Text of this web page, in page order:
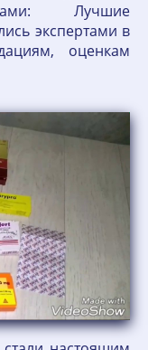
Лучшие
экспертами в
оценкам